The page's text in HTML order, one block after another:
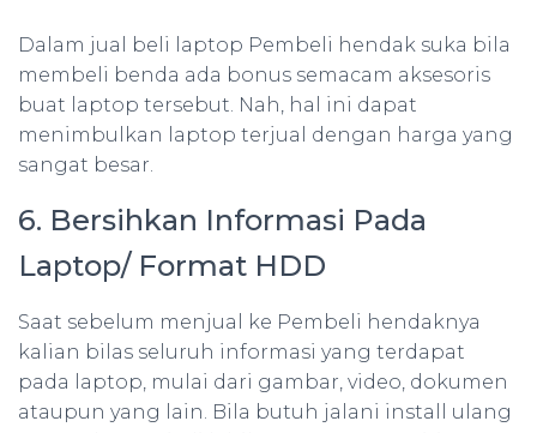
Dalam jual beli laptop Pembeli hendak suka bila
membeli benda ada bonus semacam aksesoris
buat laptop tersebut. Nah, hal ini dapat
menimbulkan laptop terjual dengan harga yang
sangat besar.
6. Bersihkan Informasi Pada
Laptop/ Format HDD
Saat sebelum menjual ke Pembeli hendaknya
kalian bilas seluruh informasi yang terdapat
pada laptop, mulai dari gambar, video, dokumen
ataupun yang lain. Bila butuh jalani install ulang